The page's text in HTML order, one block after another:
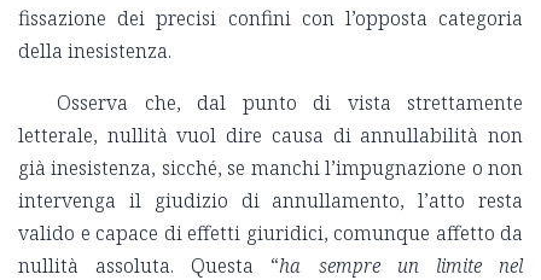
fissazione dei precisi confini con l’opposta categoria
della inesistenza.
Osserva che, dal punto di vista strettamente
letterale, nullità vuol dire causa di annullabilità non
già inesistenza, sicché, se manchi l’impugnazione o non
intervenga il giudizio di annullamento, l’atto resta
valido e capace di effetti giuridici, comunque affetto da
nullità assoluta. Questa “ha sempre un limite nel